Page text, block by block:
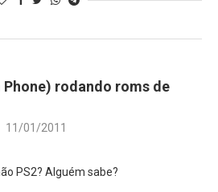
rodando roms de
11/01/2011
PS2? Alguém sabe?